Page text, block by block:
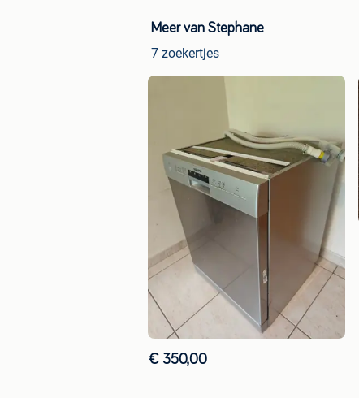
Meer van Stephane
7 zoekertjes
€ 350,00